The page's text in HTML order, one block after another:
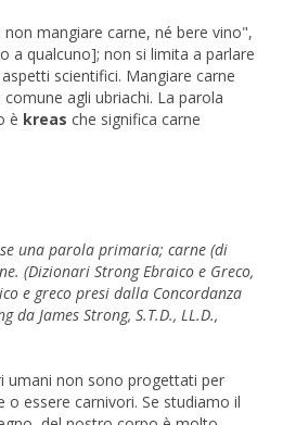
mangiare carne, né bere vino",
a qualcuno]; non si limita a parlare
scientifici. Mangiare carne
agli ubriachi. La parola
è kreas che significa carne
una parola primaria; carne (di
(Dizionari Strong Ebraico e Greco,
e greco presi dalla Concordanza
da James Strong, S.T.D., LL.D.,
umani non sono progettati per
o essere carnivori. Se studiamo il